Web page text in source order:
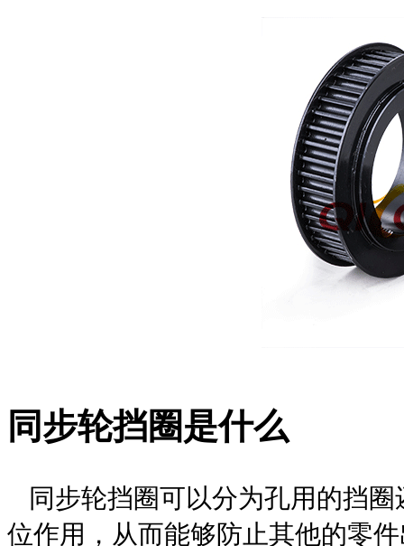
同步轮挡圈是什么
同步轮挡圈可以分为孔用的挡
位作用，从而能够防止其他的零